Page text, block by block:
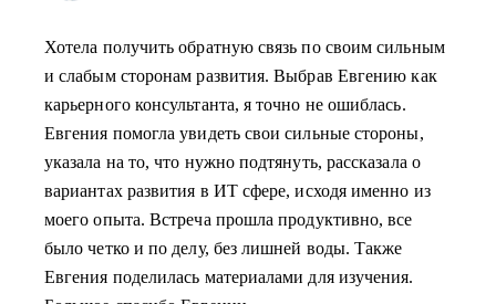
Хотела получить обратную связь по своим сильным
и слабым сторонам развития. Выбрав Евгению как
карьерного консультанта, я точно не ошиблась.
Евгения помогла увидеть свои сильные стороны,
указала на то, что нужно подтянуть, рассказала о
вариантах развития в ИТ сфере, исходя именно из
моего опыта. Встреча прошла продуктивно, все
было четко и по делу, без лишней воды. Также
Евгения поделилась материалами для изучения.